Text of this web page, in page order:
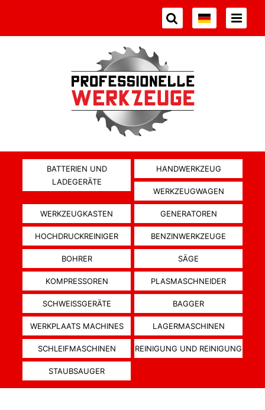
BATTERIEN UND
LADEGERÄTE
HANDWERKZEUG
WERKZEUGWAGEN
WERKZEUGKASTEN GENERATOREN
HOCHDRUCKREINIGER BENZINWERKZEUGE
BOHRER SÄGE
KOMPRESSOREN PLASMASCHNEIDER
SCHWEISSGERÄTE BAGGER
WERKPLAATS MACHINES LAGERMASCHINEN
SCHLEIFMASCHINEN REINIGUNG UND REINIGUNG
STAUBSAUGER